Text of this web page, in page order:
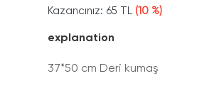
Kazancınız: 65 TL (10 %)
explanation
37*50 cm Deri kumaş